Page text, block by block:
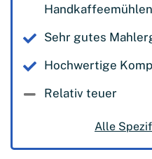
Handkaffeemühlen
Sehr gutes
Hochwertige
Relativ teuer
Alle